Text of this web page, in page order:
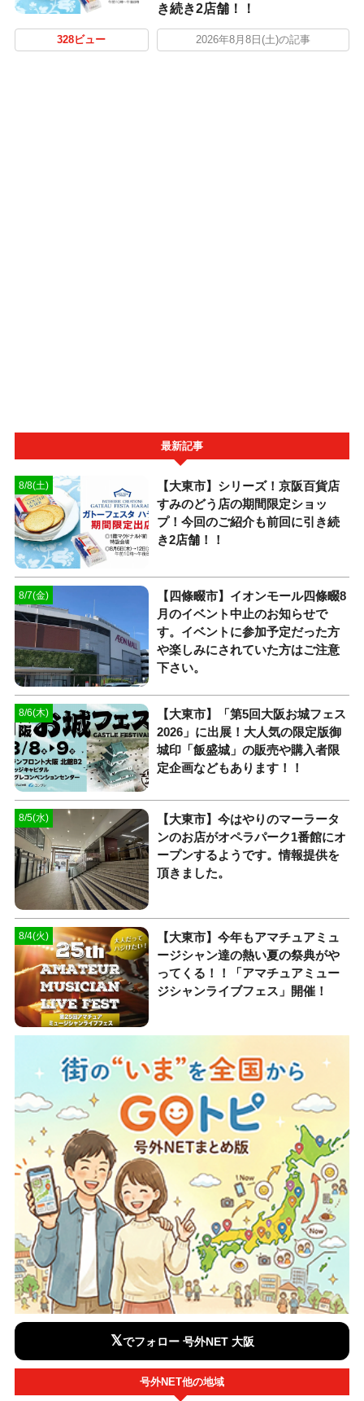
き続き2店舗！！
328ビュー 2026年8月8日(土)の記事
最新記事
8/8(土)
【大東市】シリーズ！京阪百貨店
すみのどう店の期間限定ショッ
プ！今回のご紹介も前回に引き続
き2店舗！！
8/7(金)
【四條畷市】イオンモール四條畷8
月のイベント中止のお知らせで
す。イベントに参加予定だった方
や楽しみにされていた方はご注意
下さい。
8/6(木)
【大東市】「第5回大阪お城フェス
2026」に出展！大人気の限定版御
城印「飯盛城」の販売や購入者限
定企画などもあります！！
8/5(水)
【大東市】今はやりのマーラータ
ンのお店がオペラパーク1番館にオ
ープンするようです。情報提供を
頂きました。
8/4(火)
【大東市】今年もアマチュアミュ
ージシャン達の熱い夏の祭典がや
ってくる！！「アマチュアミュー
ジシャンライブフェス」開催！
𝕏でフォロー 号外NET 大阪
号外NET他の地域